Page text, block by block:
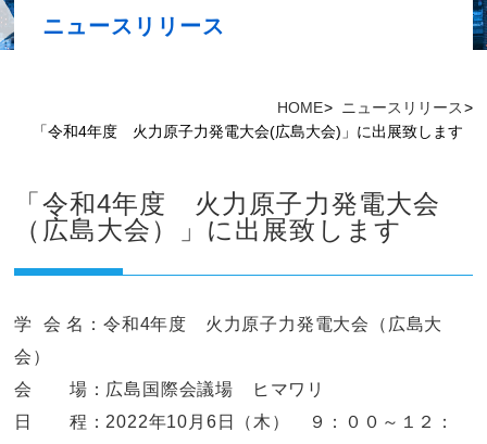
HOME
ニュースリリース
「令和4年度 火力原子力発電大会(広島大会)」に出展致します
ニュースリリース
「令和4年度 火力原子力発電大会
（広島大会）」に出展致します
学 会 名：令和4年度 火力原子力発電大会（広島大
会）
会 場：広島国際会議場 ヒマワリ
日 程：2022年10月6日（木） ９：００～１２：